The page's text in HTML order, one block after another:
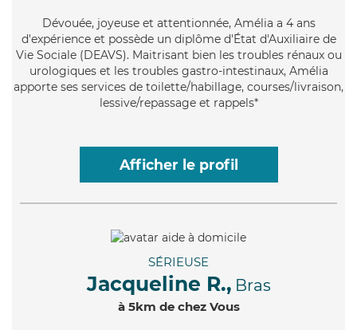
Dévouée, joyeuse et attentionnée, Amélia a 4 ans
d'expérience et possède un diplôme d'État d'Auxiliaire de
Vie Sociale (DEAVS). Maitrisant bien les troubles rénaux ou
urologiques et les troubles gastro-intestinaux, Amélia
apporte ses services de toilette/habillage, courses/livraison,
lessive/repassage et rappels*
Afficher le profil
SÉRIEUSE
Jacqueline R., Bras
à 5km de chez Vous